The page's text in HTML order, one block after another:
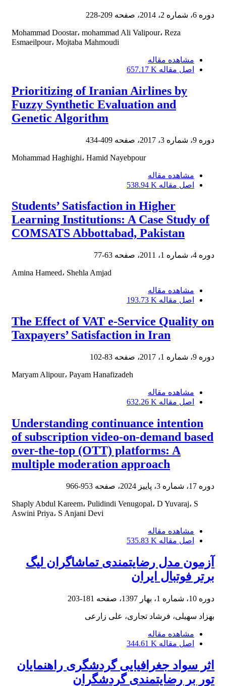
دوره 6، شماره 2، 2014، صفحه 209-228
Mohammad Doostar، mohammad Ali Valipour، Reza
Esmaeilpour، Mojtaba Mahmoudi
مشاهده مقاله
اصل مقاله 657.17 K
Prioritizing of Iranian Airlines by
Fuzzy Synthetic Evaluation and
Genetic Algorithm
دوره 9، شماره 3، 2017، صفحه 409-434
Mohammad Haghighi، Hamid Nayebpour
مشاهده مقاله
اصل مقاله 538.94 K
Students’ Satisfaction in Higher
Learning Institutions: A Case Study of
COMSATS Abbottabad, Pakistan
دوره 4، شماره 1، 2011، صفحه 63-77
Amina Hameed، Shehla Amjad
مشاهده مقاله
اصل مقاله 193.73 K
The Effect of VAT e-Service Quality on
Taxpayers’ Satisfaction in Iran
دوره 9، شماره 1، 2017، صفحه 83-102
Maryam Alipour، Payam Hanafizadeh
مشاهده مقاله
اصل مقاله 632.26 K
Understanding continuance intention
of subscription video-on-demand based
over-the-top (OTT) platforms: A
multiple moderation approach
دوره 17، شماره 3، پاییز 2024، صفحه 953-966
Shaply Abdul Kareem، Pulidindi Venugopal، D Yuvaraj، S
Aswini Priya، S Anjani Devi
مشاهده مقاله
اصل مقاله 535.83 K
آزمون مدل رضایتمندی تماشاگران لیگ
برتر فوتبال ایران
دوره 10، شماره 1، بهار 1397، صفحه 181-203
بهزاد سهیلی، فرشاد تجاری، علی زارعی
مشاهده مقاله
اصل مقاله 344.61 K
اثر سواد جغرافیایی گردشگری راهنمایان
تور بر رضایتمندی گردشگران